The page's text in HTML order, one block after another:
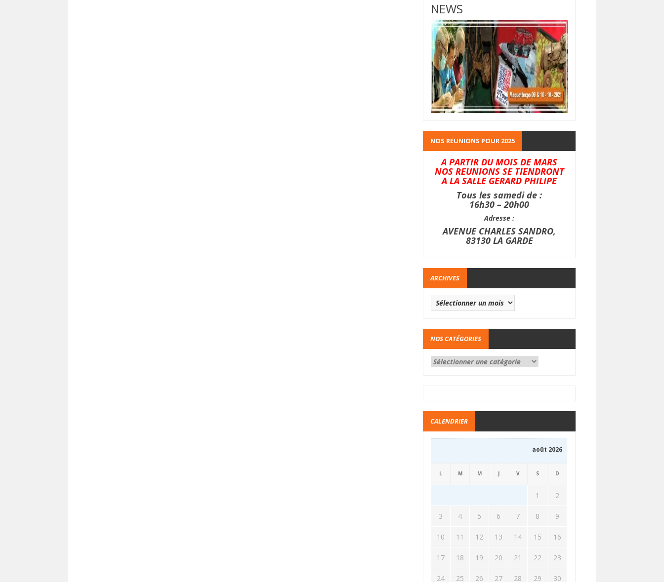
NEWS
NOS REUNIONS POUR 2025
A PARTIR DU MOIS DE MARS
NOS REUNIONS SE TIENDRONT
A LA SALLE GERARD PHILIPE
Tous les samedi de :
16h30 – 20h00
Adresse :
AVENUE CHARLES SANDRO,
83130 LA GARDE
ARCHIVES
NOS CATÉGORIES
CALENDRIER
août 2026
L M M J V S D
1 2
3 4 5 6 7 8 9
10 11 12 13 14 15 16
17 18 19 20 21 22 23
24 25 26 27 28 29 30